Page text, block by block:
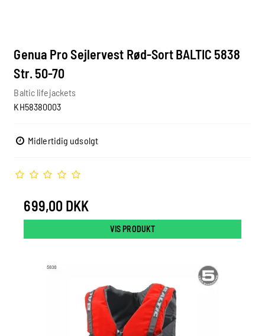
Genua Pro Sejlervest Rød-Sort BALTIC 5838
Str. 50-70
Baltic lifejackets
KH58380003
Midlertidig udsolgt
699,00 DKK
VIS PRODUKT